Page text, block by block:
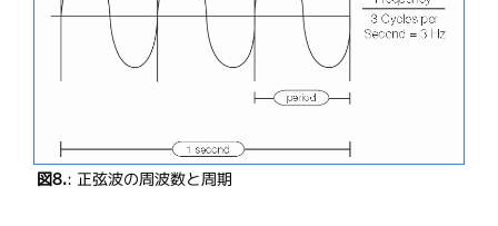
図8.: 正弦波の周波数と周期